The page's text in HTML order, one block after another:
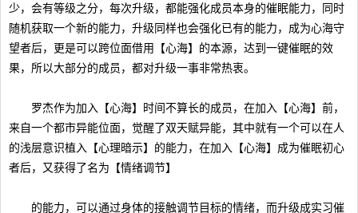
少，会有等级之分，每次升级，都能强化成员本身的催眠能力，同时
随机获取一个新的能力，升级同样也会强化已有的能力，成为心海守
望者后，更是可以跨位面借用【心海】的本源，达到一键催眠的效
果，所以大部分的成员，都对升级一事非常热衷。
罗杰作为加入【心海】时间不算长的成员，在加入【心海】前，
来自一个都市异能位面，觉醒了双天赋异能，其中就有一个可以在人
的浅层意识植入【心理暗示】的能力，在加入【心海】成为催眠初心
者后，又获得了名为【情绪调节】
的能力，可以通过身体的接触调节目标的情绪，而升级成实习催